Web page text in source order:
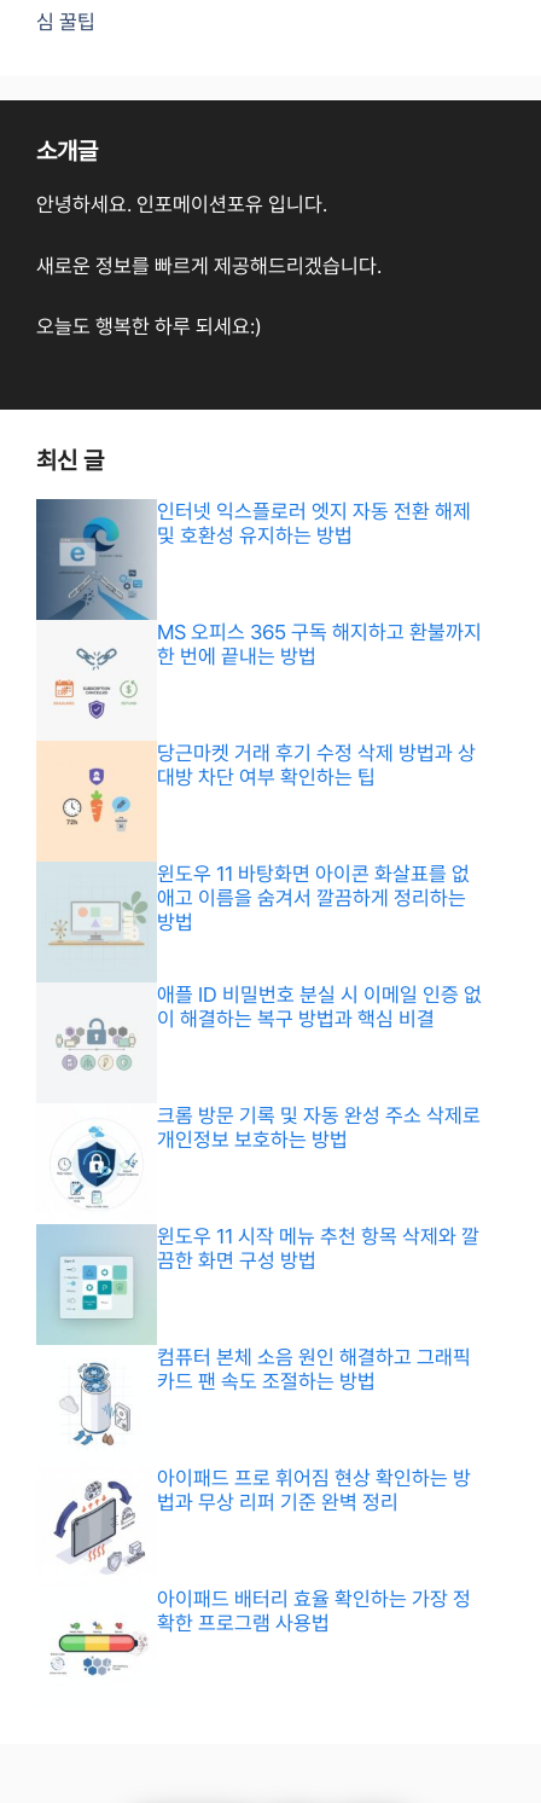
심 꿀팁
소개글
안녕하세요. 인포메이션포유 입니다.
새로운 정보를 빠르게 제공해드리겠습니다.
오늘도 행복한 하루 되세요:)
최신 글
인터넷 익스플로러 엣지 자동 전환 해제
및 호환성 유지하는 방법
MS 오피스 365 구독 해지하고 환불까지
한 번에 끝내는 방법
당근마켓 거래 후기 수정 삭제 방법과 상
대방 차단 여부 확인하는 팁
윈도우 11 바탕화면 아이콘 화살표를 없
애고 이름을 숨겨서 깔끔하게 정리하는
방법
애플 ID 비밀번호 분실 시 이메일 인증 없
이 해결하는 복구 방법과 핵심 비결
크롬 방문 기록 및 자동 완성 주소 삭제로
개인정보 보호하는 방법
윈도우 11 시작 메뉴 추천 항목 삭제와 깔
끔한 화면 구성 방법
컴퓨터 본체 소음 원인 해결하고 그래픽
카드 팬 속도 조절하는 방법
아이패드 프로 휘어짐 현상 확인하는 방
법과 무상 리퍼 기준 완벽 정리
아이패드 배터리 효율 확인하는 가장 정
확한 프로그램 사용법